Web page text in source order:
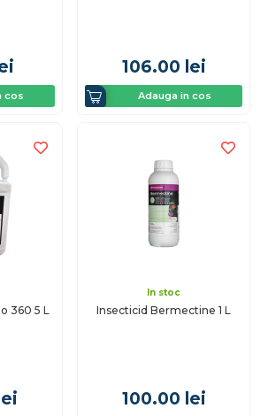
cos
106.00 lei
Adauga in cos
360 5 L
lei
In stoc
Insecticid Bermectine 1 L
100.00 lei